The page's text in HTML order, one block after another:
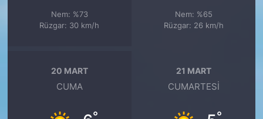
Nem: %73
Rüzgar: 30 km/h
Nem: %65
Rüzgar: 26 km/h
20 MART
CUMA
21 MART
CUMARTESI